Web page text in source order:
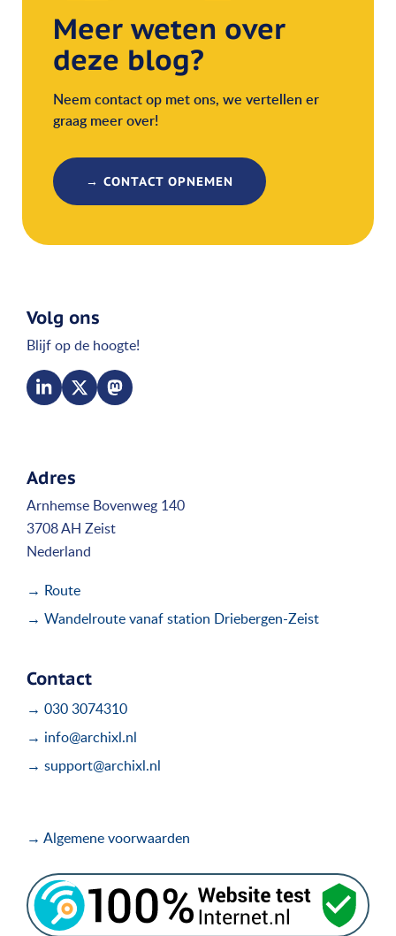
Meer weten over
deze blog?
Neem contact op met ons, we vertellen er
graag meer over!
→ CONTACT OPNEMEN
Volg ons
Blijf op de hoogte!
Adres
Arnhemse Bovenweg 140
3708 AH Zeist
Nederland
→ Route
→ Wandelroute vanaf station Driebergen-Zeist
Contact
→ 030 3074310
→ info@archixl.nl
→ support@archixl.nl
→ Algemene voorwaarden